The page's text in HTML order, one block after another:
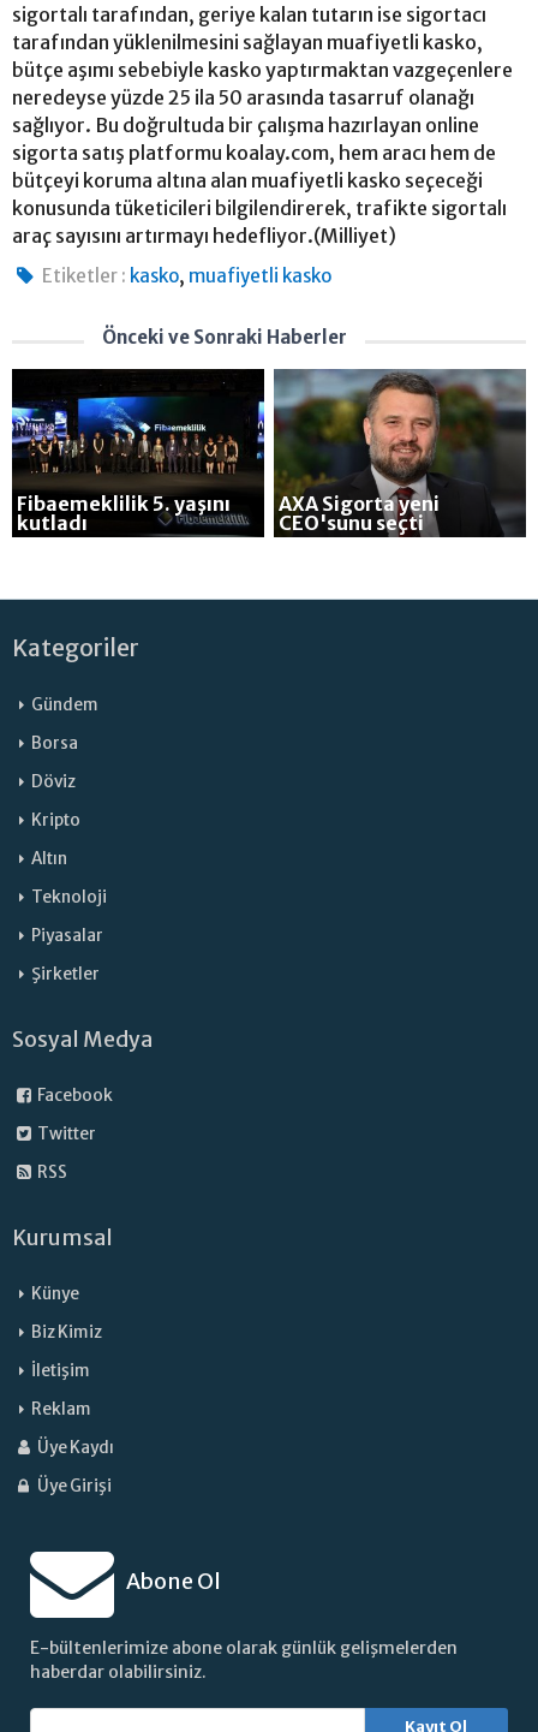
sigortalı tarafından, geriye kalan tutarın ise sigortacı
tarafından yüklenilmesini sağlayan muafiyetli kasko,
bütçe aşımı sebebiyle kasko yaptırmaktan vazgeçenlere
neredeyse yüzde 25 ila 50 arasında tasarruf olanağı
sağlıyor. Bu doğrultuda bir çalışma hazırlayan online
sigorta satış platformu koalay.com, hem aracı hem de
bütçeyi koruma altına alan muafiyetli kasko seçeceği
konusunda tüketicileri bilgilendirerek, trafikte sigortalı
araç sayısını artırmayı hedefliyor.(Milliyet)
Etiketler : kasko, muafiyetli kasko
Önceki ve Sonraki Haberler
Fibaemeklilik 5. yaşını
kutladı
AXA Sigorta yeni
CEO'sunu seçti
Kategoriler
Gündem
Borsa
Döviz
Kripto
Altın
Teknoloji
Piyasalar
Şirketler
Sosyal Medya
Facebook
Twitter
RSS
Kurumsal
Künye
Biz Kimiz
İletişim
Reklam
Üye Kaydı
Üye Girişi
Abone Ol
E-bültenlerimize abone olarak günlük gelişmelerden
haberdar olabilirsiniz.
Kayıt Ol